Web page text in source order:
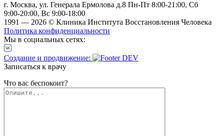
г. Москва, ул. Генерала Ермолова д.8 Пн-Пт 8:00-21:00, Сб
9:00-20:00, Вс 9:00-18:00
1991 — 2026 © Клиника Института Восстановления Человека
Политика конфиденциальности
Мы в социальных сетях:
Создание и продвижение:
Записаться к врачу
Что вас беспокоит?